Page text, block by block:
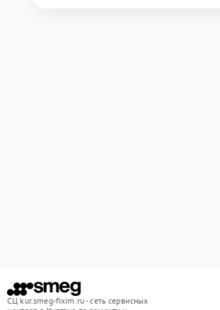
СЦ kur.smeg-fixim.ru - сеть сервисных